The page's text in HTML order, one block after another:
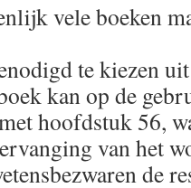
vele boeken
te kiezen
kan op de
hoofdstuk 56,
van het
de